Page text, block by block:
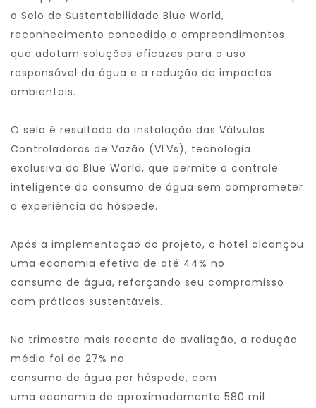
o Selo de Sustentabilidade Blue World,
reconhecimento concedido a empreendimentos
que adotam soluções eficazes para o uso
responsável da água e a redução de impactos
ambientais.
O selo é resultado da instalação das Válvulas
Controladoras de Vazão (VLVs), tecnologia
exclusiva da Blue World, que permite o controle
inteligente do consumo de água sem comprometer
a experiência do hóspede.
Após a implementação do projeto, o hotel alcançou
uma economia efetiva de até 44% no
consumo de água, reforçando seu compromisso
com práticas sustentáveis.
No trimestre mais recente de avaliação, a redução
média foi de 27% no
consumo de água por hóspede, com
uma economia de aproximadamente 580 mil